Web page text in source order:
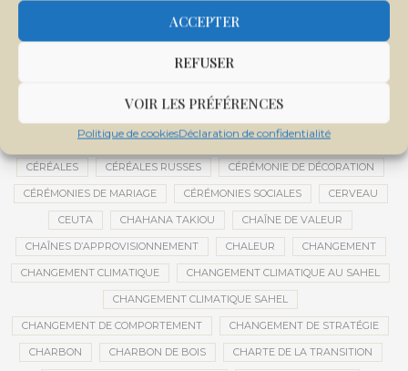
ACCEPTER
REFUSER
VOIR LES PRÉFÉRENCES
Politique de cookiesDéclaration de confidentialité
CENTRE INTERNATIONAL DE CONFÉRENCES DE BAMAKO
CENTRES DE DONNÉES CERCLE DE RÉFLEXION À DISTANCE
CÉRÉALES CÉRÉALES RUSSES CÉRÉMONIE DE DÉCORATION
CÉRÉMONIES DE MARIAGE CÉRÉMONIES SOCIALES CERVEAU
CEUTA CHAHANA TAKIOU CHAÎNE DE VALEUR
CHAÎNES D’APPROVISIONNEMENT CHALEUR CHANGEMENT
CHANGEMENT CLIMATIQUE CHANGEMENT CLIMATIQUE AU SAHEL
CHANGEMENT CLIMATIQUE SAHEL
CHANGEMENT DE COMPORTEMENT CHANGEMENT DE STRATÉGIE
CHARBON CHARBON DE BOIS CHARTE DE LA TRANSITION